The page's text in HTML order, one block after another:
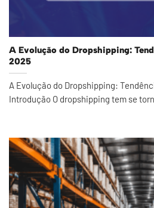
A Evolução do Dropshipping:
2025
A Evolução do Dropshipping:
Introdução O dropshipping tem se